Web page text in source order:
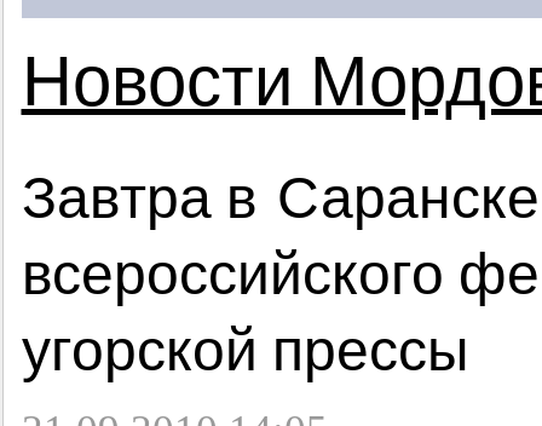
Новости
Завтра в
всероссийского
угорской прессы